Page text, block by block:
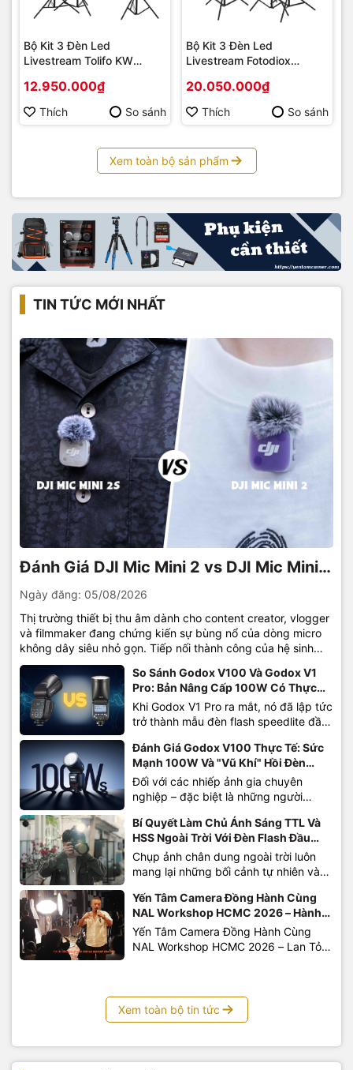
Bộ Kit 3 Đèn Led
Livestream Tolifo KW
12.950.000₫
Thích So sánh
Bộ Kit 3 Đèn Led
Livestream Fotodiox
20.050.000₫
Thích So sánh
Xem toàn bộ sản phẩm
TIN TỨC MỚI NHẤT
Đánh Giá DJI Mic Mini 2 vs DJI Mic Mini
2S: Bước Tiến Mới Cho Micro Thu Âm
Siêu Nhỏ
Ngày đăng: 05/08/2026
Thị trường thiết bị thu âm dành cho content creator, vlogger
và filmmaker đang chứng kiến sự bùng nổ của dòng micro
không dây siêu nhỏ gọn. Tiếp nối thành công của hệ sinh
thái DJI Mic, sự ra đời của DJI Mic Mini 2 và phiên bản nâng
cấp DJI...
So Sánh Godox V100 Và Godox V1
Pro: Bản Nâng Cấp 100W Có Thực
Sự "Đáng Đồng Tiền Bát Gạo"?
Khi Godox V1 Pro ra mắt, nó đã lập tức
trở thành mẫu đèn flash speedlite đầu
nhiếp ảnh nhờ sự bổ sung của đèn
flash phụ SU-1 độc đáo và khả năng
chịu tải bắn liên tục vượt trội. Nhưng
chưa...
Đánh Giá Godox V100 Thực Tế: Sức
Mạnh 100W Và "Vũ Khí" Hồi Đèn
Thần Tốc Có Đáng Tiền?
Đối với các nhiếp ảnh gia chuyên
nghiệp – đặc biệt là những người
tiệc cưới hay sàn diễn thời trang, chiếc
đèn flash gá máy (speedlite) không chỉ
đơn thuần là công cụ bù sáng. Nó là
"vũ khí" quyết định sự...
Bí Quyết Làm Chủ Ánh Sáng TTL Và
HSS Ngoài Trời Với Đèn Flash Đầu
Tròn Godox V100
Chụp ảnh chân dung ngoài trời luôn
mang lại những bối cảnh tự nhiên và
bất kỳ nhiếp ảnh gia nào cũng từng
đối mặt với "cơn ác mộng" mang tên
nắng gắt dội từ đỉnh đầu tạo ra những
vệt bóng đổ xấu...
Yến Tâm Camera Đồng Hành Cùng
NAL Workshop HCMC 2026 – Hành
Trình Kết Nối Và Chia Sẻ Giá Trị Thực
Tiễn
Yến Tâm Camera Đồng Hành Cùng
NAL Workshop HCMC 2026 – Lan Tỏa
thành công với sự tham gia của đông
đảo học viên, photographer, content
động trong lĩnh...
Xem toàn bộ tin tức